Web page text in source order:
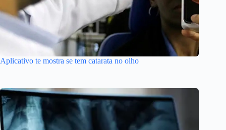
Aplicativo te mostra se tem catarata no olho